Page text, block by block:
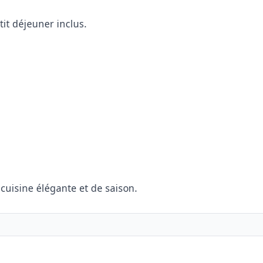
déjeuner inclus.
élégante et de saison.